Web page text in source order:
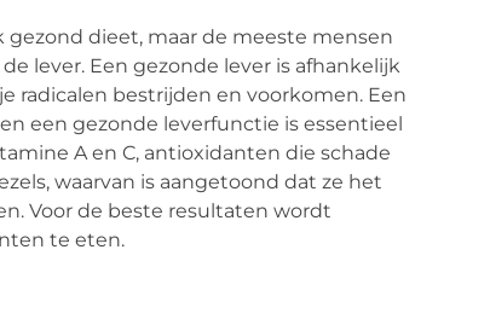
dieet, maar de meeste mensen
lever. Een gezonde lever is afhankelijk
radicalen bestrijden en voorkomen. Een
een gezonde leverfunctie is essentieel
A en C, antioxidanten die schade
waarvan is aangetoond dat ze het
Voor de beste resultaten wordt
te eten.